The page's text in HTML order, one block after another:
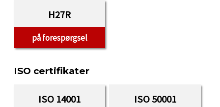
H27R
på forespørgsel
ISO certifikater
ISO 14001 ISO 50001